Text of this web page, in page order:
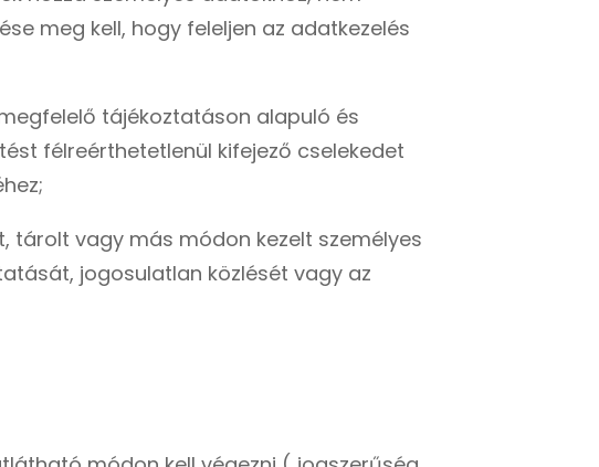
meg kell, hogy feleljen az adatkezelés
tájékoztatáson alapuló és
félreérthetetlenül kifejező cselekedet
tárolt vagy más módon kezelt személyes
jogosulatlan közlését vagy az